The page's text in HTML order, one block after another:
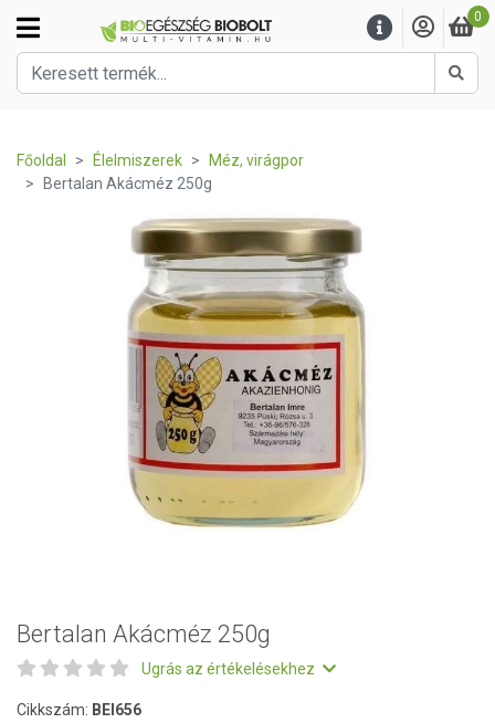
0
Főoldal Élelmiszerek
Méz, virágpor
Bertalan Akácméz 250g
Bertalan Akácméz 250g
Ugrás az értékelésekhez
Cikkszám: BEI656